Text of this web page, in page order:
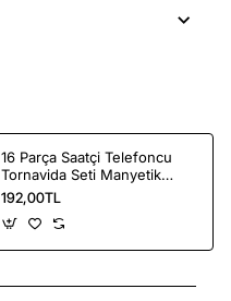
16 Parça Saatçi Telefoncu
Tornavida Seti Manyetik
Hassas Dengeli
192,00TL